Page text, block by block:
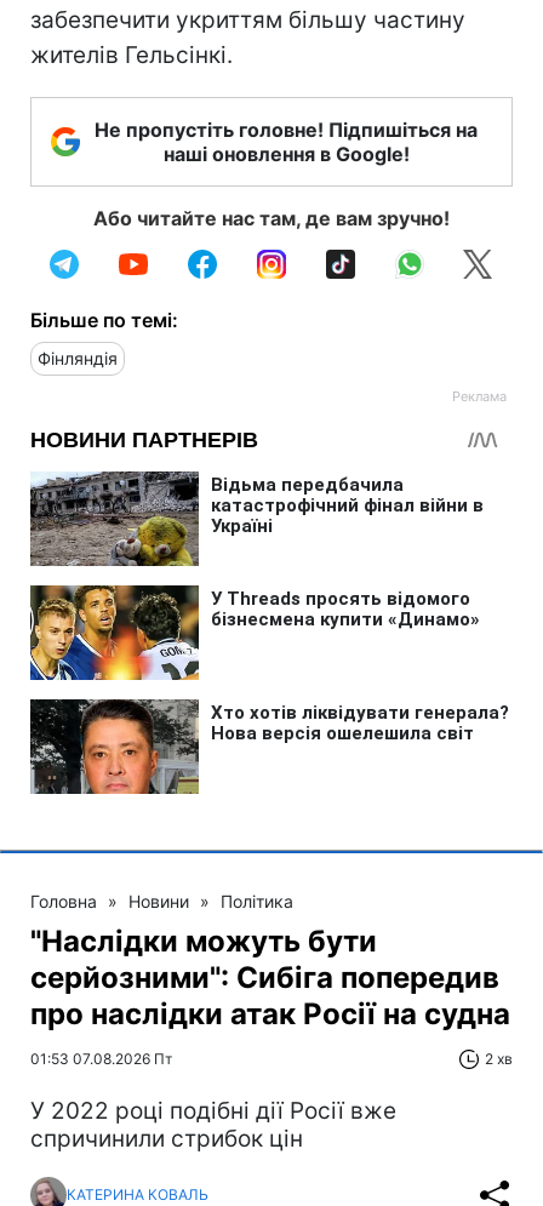
забезпечити укриттям більшу частину
жителів Гельсінкі.
Не пропустіть головне! Підпишіться на
наші оновлення в Google!
Або читайте нас там, де вам зручно!
Більше по темі:
Фінляндія
Головна » Новини » Політика
"Наслідки можуть бути
серйозними": Сибіга попередив
про наслідки атак Росії на судна
01:53 07.08.2026 Пт 2 хв
У 2022 році подібні дії Росії вже
спричинили стрибок цін
КАТЕРИНА КОВАЛЬ